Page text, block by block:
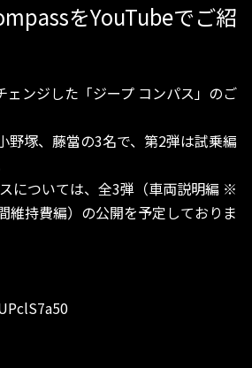
をYouTubeでご紹
ェンジした「ジープ コンパス」のご
野塚、藤當の3名で、第2弾は試乗編
については、全3弾（車両説明編 ※
維持費編）の公開を予定しておりま